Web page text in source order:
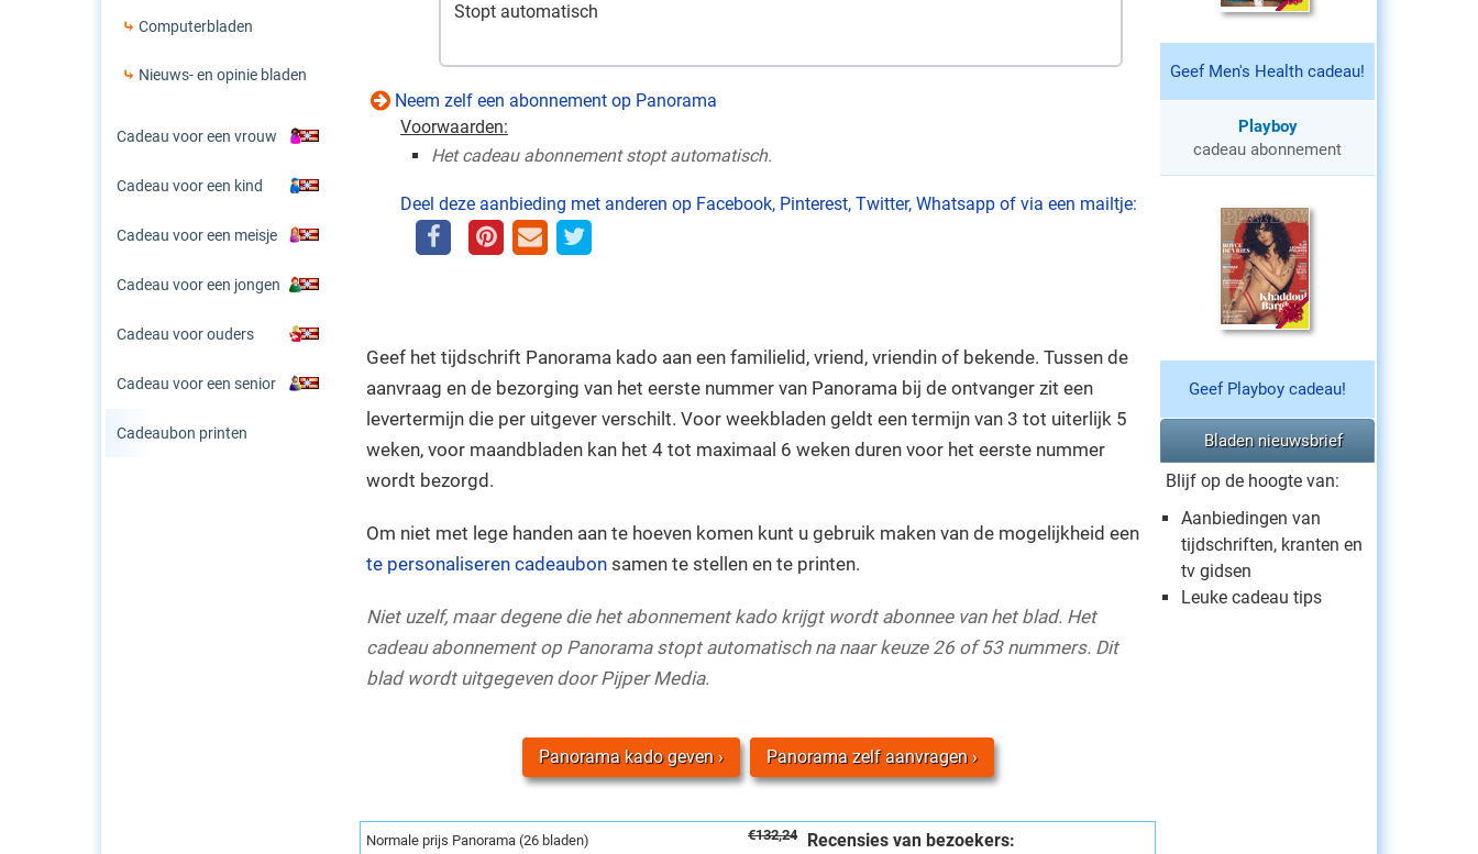
Computerbladen
Nieuws- en opinie bladen
Cadeau voor een vrouw
Cadeau voor een kind
Cadeau voor een meisje
Cadeau voor een jongen
Cadeau voor ouders
Cadeau voor een senior
Cadeaubon printen
Stopt automatisch
Neem zelf een abonnement op Panorama
Voorwaarden:
Het cadeau abonnement stopt automatisch.
Deel deze aanbieding met anderen op Facebook, Pinterest, Twitter, Whatsapp of via een mailtje:
Geef het tijdschrift Panorama kado aan een familielid, vriend, vriendin of bekende. Tussen de
aanvraag en de bezorging van het eerste nummer van Panorama bij de ontvanger zit een
levertermijn die per uitgever verschilt. Voor weekbladen geldt een termijn van 3 tot uiterlijk 5
weken, voor maandbladen kan het 4 tot maximaal 6 weken duren voor het eerste nummer
wordt bezorgd.
Om niet met lege handen aan te hoeven komen kunt u gebruik maken van de mogelijkheid een
te personaliseren cadeaubon samen te stellen en te printen.
Niet uzelf, maar degene die het abonnement kado krijgt wordt abonnee van het blad. Het
cadeau abonnement op Panorama stopt automatisch na naar keuze 26 of 53 nummers. Dit
blad wordt uitgegeven door Pijper Media.
Panorama kado geven Panorama zelf aanvragen
Normale prijs Panorama (26 bladen) €132,24
Recensies van bezoekers:
Geef Men's Health cadeau!
Playboy
cadeau abonnement
Geef Playboy cadeau!
Bladen nieuwsbrief
Blijf op de hoogte van:
Aanbiedingen van
tijdschriften, kranten en
tv gidsen
Leuke cadeau tips